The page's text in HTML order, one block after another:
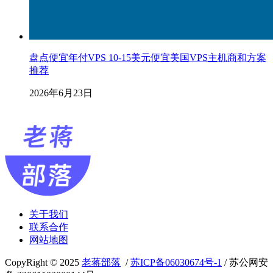
盘点便宜年付VPS 10-15美元便宜美国VPS主机商和方案
推荐
2026年6月23日
关于我们
联系合作
网站地图
CopyRight © 2025 老蒋部落 /苏ICP备06030674号-1 / 苏公网安